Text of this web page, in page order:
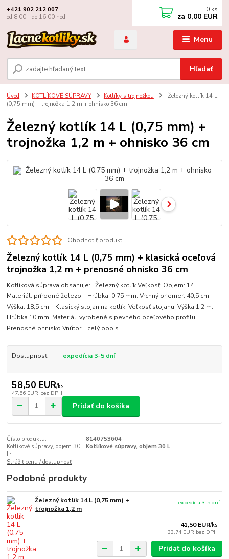
Menu
Hľadať
+421 902 212 007
od 8:00 - do 16:00 hod
0 ks
za 0,00 EUR
Úvod KOTLÍKOVÉ SÚPRAVY Kotlíky s trojnožkou
Železný kotlík 14 L
(0,75 mm) + trojnožka 1,2 m + ohnisko 36 cm
Železný kotlík 14 L (0,75 mm) +
trojnožka 1,2 m + ohnisko 36 cm
Ohodnotiť produkt
Železný kotlík 14 L (0,75 mm) + klasická oceľová
trojnožka 1,2 m + prenosné ohnisko 36 cm
Kotlíková súprava obsahuje: Železný kotlík Veľkosť: Objem: 14 L.
Materiál: prírodné železo. Hrúbka: 0,75 mm. Vrchný priemer: 40,5 cm.
Výška: 18,5 cm. Klasický stojan na kotlík. Veľkosť stojanu: Výška 1,2 m.
Hrúbka 10 mm. Materiál: vyrobené s pevného oceľového profilu.
Prenosné ohnisko Vnútor... celý popis
Dostupnosť expedícia 3-5 dní
58,50 EUR/ks
47,56 EUR bez DPH
Pridať do košíka
Číslo produktu:
8140753604
Kotlíkové súpravy, objem 30
L:
Kotlíkové súpravy, objem 30 L
Strážiť cenu / dostupnosť
Podobné produkty
Železný kotlík 14 L (0,75 mm) +
trojnožka 1,2 m
41,50 EUR/ks
33,74 EUR bez DPH
expedícia 3-5 dní
Pridať do košíka